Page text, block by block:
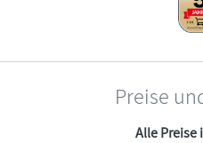
Preise
Alle Preise